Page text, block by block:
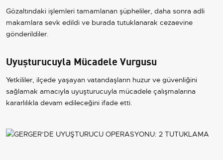
Gözaltındaki işlemleri tamamlanan şüpheliler, daha sonra adli
makamlara sevk edildi ve burada tutuklanarak cezaevine
gönderildiler.
Uyuşturucuyla Mücadele Vurgusu
Yetkililer, ilçede yaşayan vatandaşların huzur ve güvenliğini
sağlamak amacıyla uyuşturucuyla mücadele çalışmalarına
kararlılıkla devam edileceğini ifade etti.